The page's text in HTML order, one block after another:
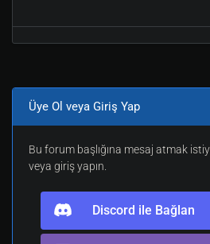
Üye Ol veya Giriş Yap
Bu forum başlığına mesaj atmak
veya giriş yapın.
Discord ile Bağlan